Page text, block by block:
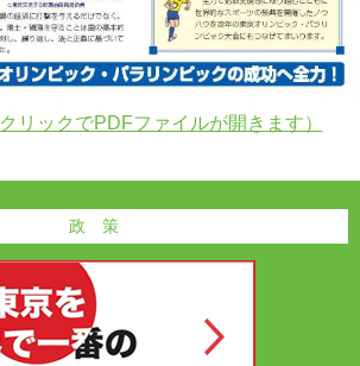
リックでPDFファイルが開きます）
政 策